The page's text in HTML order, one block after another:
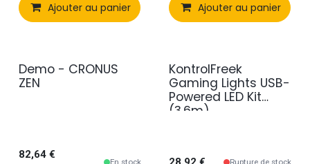
Ajouter au panier Comparer Ajouter à
Ajouter au panier
Demo Model
Demo - CRONUS
ZEN
82,64 €
En stock
KontrolFreek
Gaming Lights USB-
Powered LED Kit
(3.6m)
Rupture de stock